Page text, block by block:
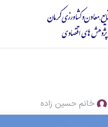
خانم حسین زاده